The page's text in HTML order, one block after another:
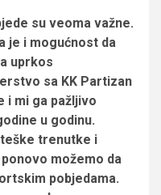
su veoma važne.
je i mogućnost da
uprkos
sa KK Partizan
i mi ga pažljivo
u godinu.
trenutke i
možemo da
pobjedama.